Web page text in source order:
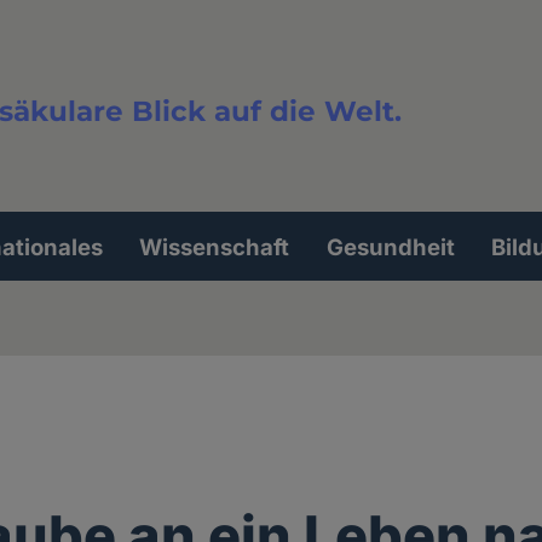
Blick auf die Welt.
Wissenschaft Gesundheit